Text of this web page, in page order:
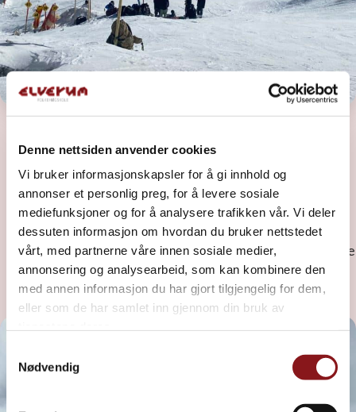
Denne nettsiden anvender cookies
Vi bruker informasjonskapsler for å gi innhold og
annonser et personlig preg, for å levere sosiale
mediefunksjoner og for å analysere trafikken vår. Vi deler
dessuten informasjon om hvordan du bruker nettstedet
vårt, med partnerne våre innen sosiale medier,
annonsering og analysearbeid, som kan kombinere den
med annen informasjon du har gjort tilgjengelig for dem,
eller som de har samlet inn gjennom din bruk av
Nødvendig
Hintertux, Østerrike
Vi kickstarter sesongen på samme sted som mange av
verdens beste: i Hintertux!
Her kjører vi på isbre og leker oss med snø under føttene
allerede i oktober, med fjell på opptil 3250m rundt oss.